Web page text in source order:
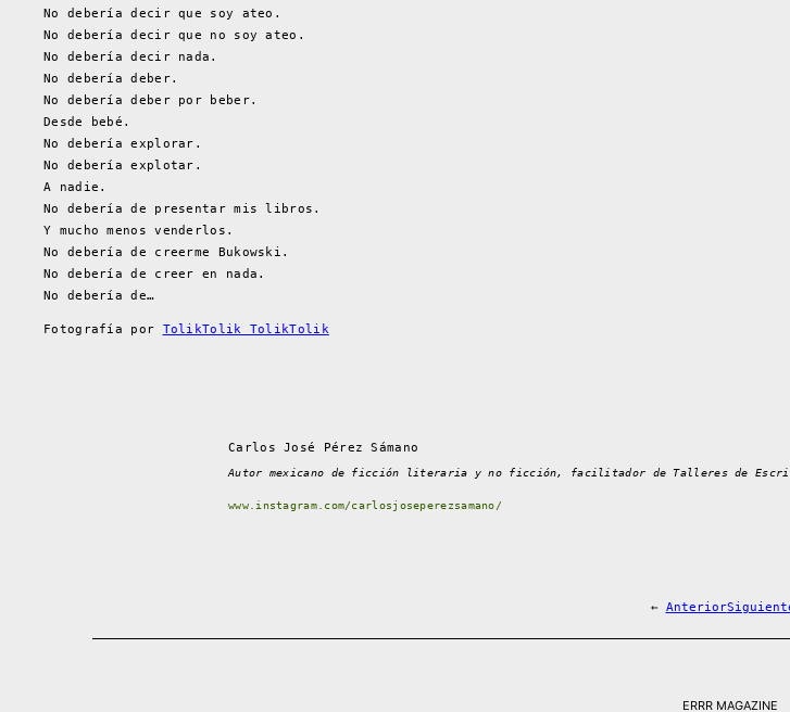
No debería decir que soy ateo.
No debería decir que no soy ateo.
No debería decir nada.
No debería deber.
No debería deber por beber.
Desde bebé.
No debería explorar.
No debería explotar.
A nadie.
No debería de presentar mis libros.
Y mucho menos venderlos.
No debería de creerme Bukowski.
No debería de creer en nada.
No debería de…
Fotografía por TolikTolik TolikTolik
Carlos José Pérez Sámano
Autor mexicano de ficción literaria y no ficción, facilitador de Talleres de
www.instagram.com/carlosjoseperezsamano/
← Anterior
ERRR MAGAZINE